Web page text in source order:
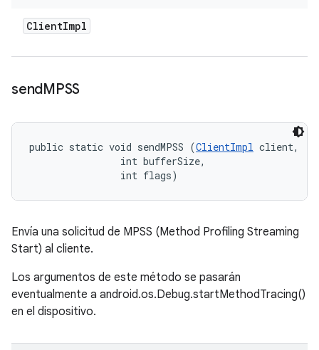
ClientImpl
sendMPSS
public static void sendMPSS (ClientImpl client,
                int bufferSize,
                int flags)
Envía una solicitud de MPSS (Method Profiling Streaming
Start) al cliente.
Los argumentos de este método se pasarán
eventualmente a android.os.Debug.startMethodTracing()
en el dispositivo.